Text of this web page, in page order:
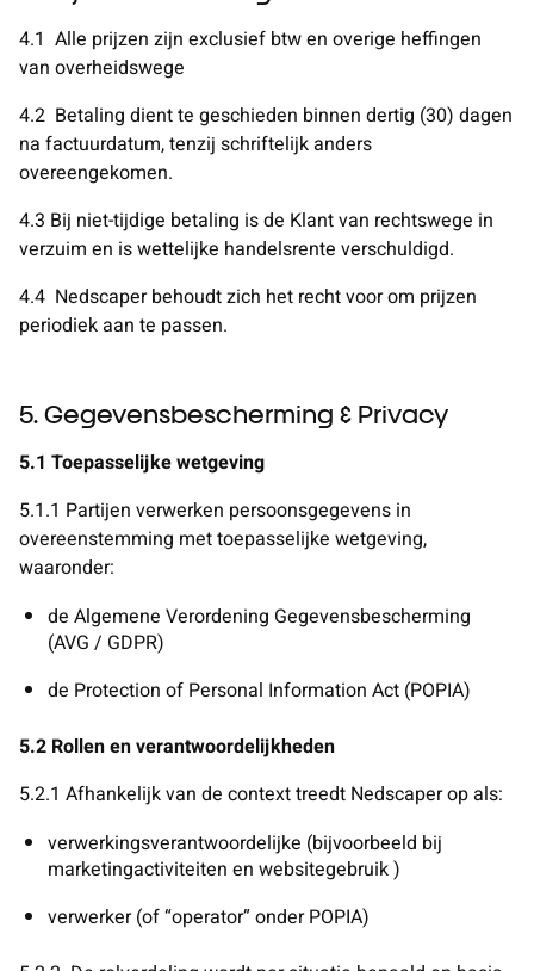
4.1 Alle prijzen zijn exclusief btw en overige heffingen
van overheidswege
4.2 Betaling dient te geschieden binnen dertig (30) dagen
na factuurdatum, tenzij schriftelijk anders
overeengekomen.
4.3 Bij niet-tijdige betaling is de Klant van rechtswege in
verzuim en is wettelijke handelsrente verschuldigd.
4.4 Nedscaper behoudt zich het recht voor om prijzen
periodiek aan te passen.
5. Gegevensbescherming & Privacy
5.1 Toepasselijke wetgeving
5.1.1 Partijen verwerken persoonsgegevens in
overeenstemming met toepasselijke wetgeving,
waaronder:
de Algemene Verordening Gegevensbescherming
(AVG / GDPR)
de Protection of Personal Information Act (POPIA)
5.2 Rollen en verantwoordelijkheden
5.2.1 Afhankelijk van de context treedt Nedscaper op als:
verwerkingsverantwoordelijke (bijvoorbeeld bij
marketingactiviteiten en websitegebruik)
verwerker (of “operator” onder POPIA)